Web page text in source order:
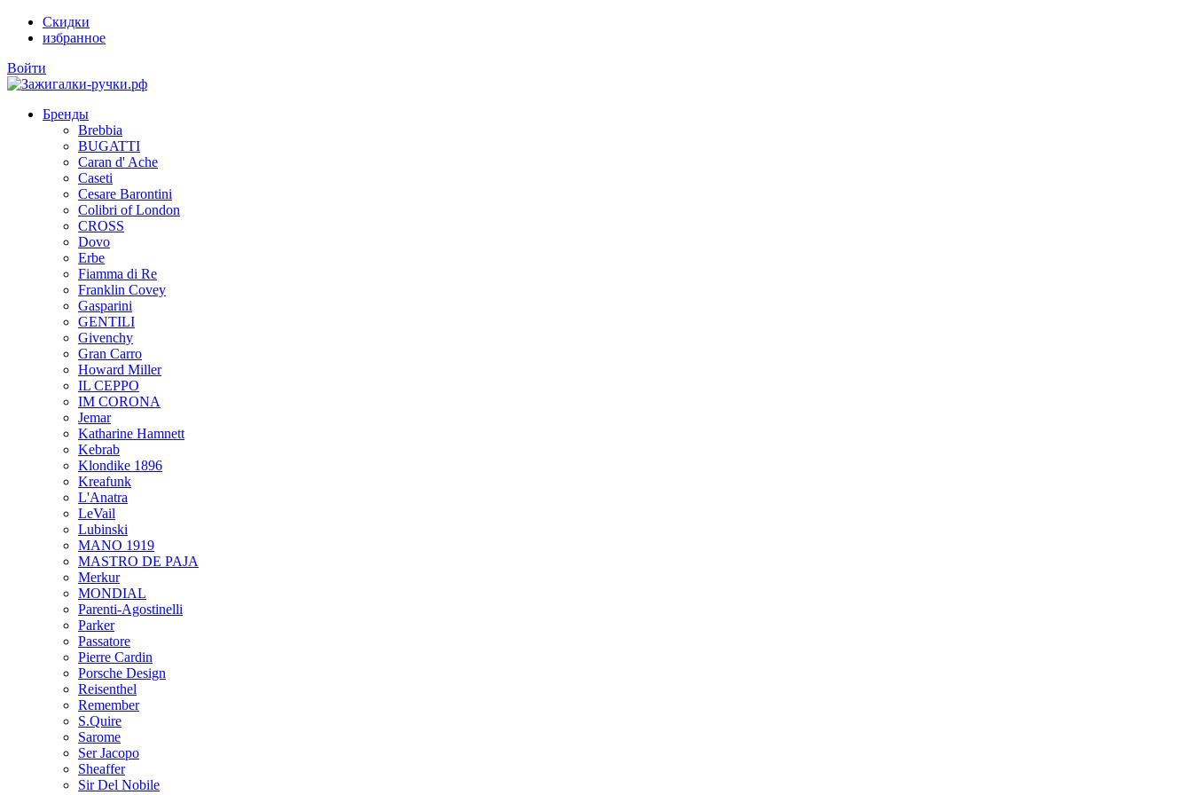
Скидки
избранное
Войти
Бренды
Brebbia
BUGATTI
Caran d' Ache
Caseti
Cesare Barontini
Colibri of London
CROSS
Dovo
Erbe
Fiamma di Re
Franklin Covey
Gasparini
GENTILI
Givenchy
Gran Carro
Howard Miller
IL CEPPO
IM CORONA
Jemar
Katharine Hamnett
Kebrab
Klondike 1896
Kreafunk
L'Anatra
LeVail
Lubinski
MANO 1919
MASTRO DE PAJA
Merkur
MONDIAL
Parenti-Agostinelli
Parker
Passatore
Pierre Cardin
Porsche Design
Reisenthel
Remember
S.Quire
Sarome
Ser Jacopo
Sheaffer
Sir Del Nobile